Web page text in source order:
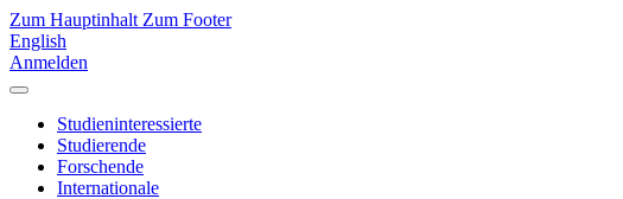
Zum Hauptinhalt Zum Footer
English
Anmelden
Studieninteressierte
Studierende
Forschende
Internationale